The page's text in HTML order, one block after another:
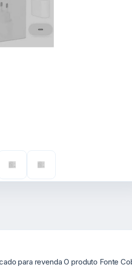
para revenda O produto Fonte